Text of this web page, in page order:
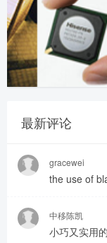
最新评论
gracewei
the use of
中移陈凯
小巧又实用